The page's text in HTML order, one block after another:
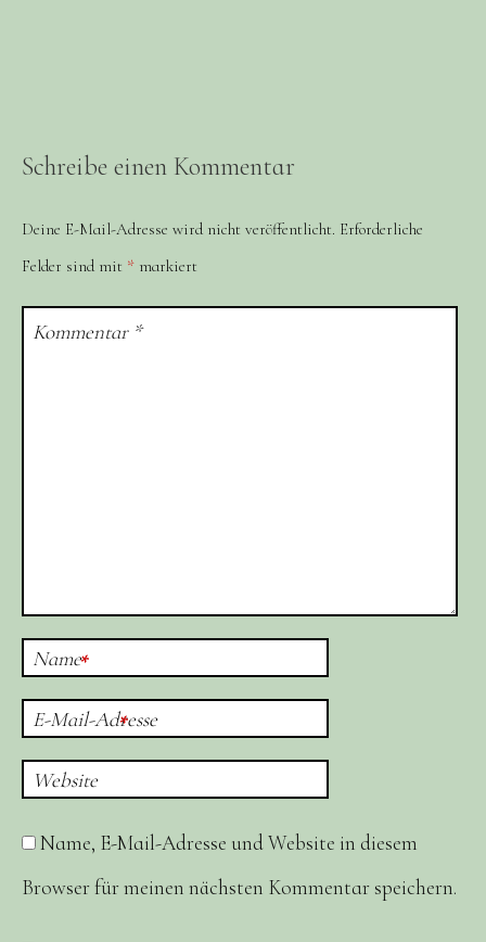
Schreibe einen Kommentar
Deine E-Mail-Adresse wird nicht veröffentlicht. Erforderliche
Felder sind mit * markiert
Kommentar *
Name*
E-Mail-Adresse
*
Website
Name, E-Mail-Adresse und Website in diesem
Browser für meinen nächsten Kommentar speichern.